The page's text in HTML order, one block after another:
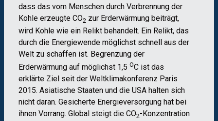
dass das vom Menschen durch Verbrennung der
Kohle erzeugte CO2 zur Erderwärmung beiträgt,
wird Kohle wie ein Relikt behandelt. Ein Relikt, das
durch die Energiewende möglichst schnell aus der
Welt zu schaffen ist. Begrenzung der
Erderwärmung auf möglichst 1,5 OC ist das
erklärte Ziel seit der Weltklimakonferenz Paris
2015. Asiatische Staaten und die USA halten sich
nicht daran. Gesicherte Energieversorgung hat bei
ihnen Vorrang. Global steigt die CO2-Konzentration